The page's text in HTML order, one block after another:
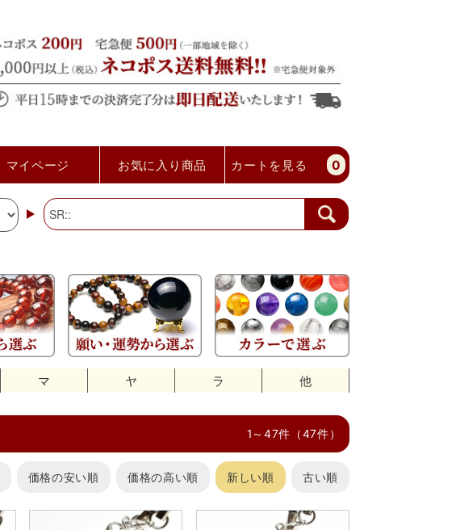
マイページ お気に入り商品 カートを見る 0
マ ヤ ラ 他
1～47件（47件）
価格の安い順 価格の高い順 新しい順 古い順